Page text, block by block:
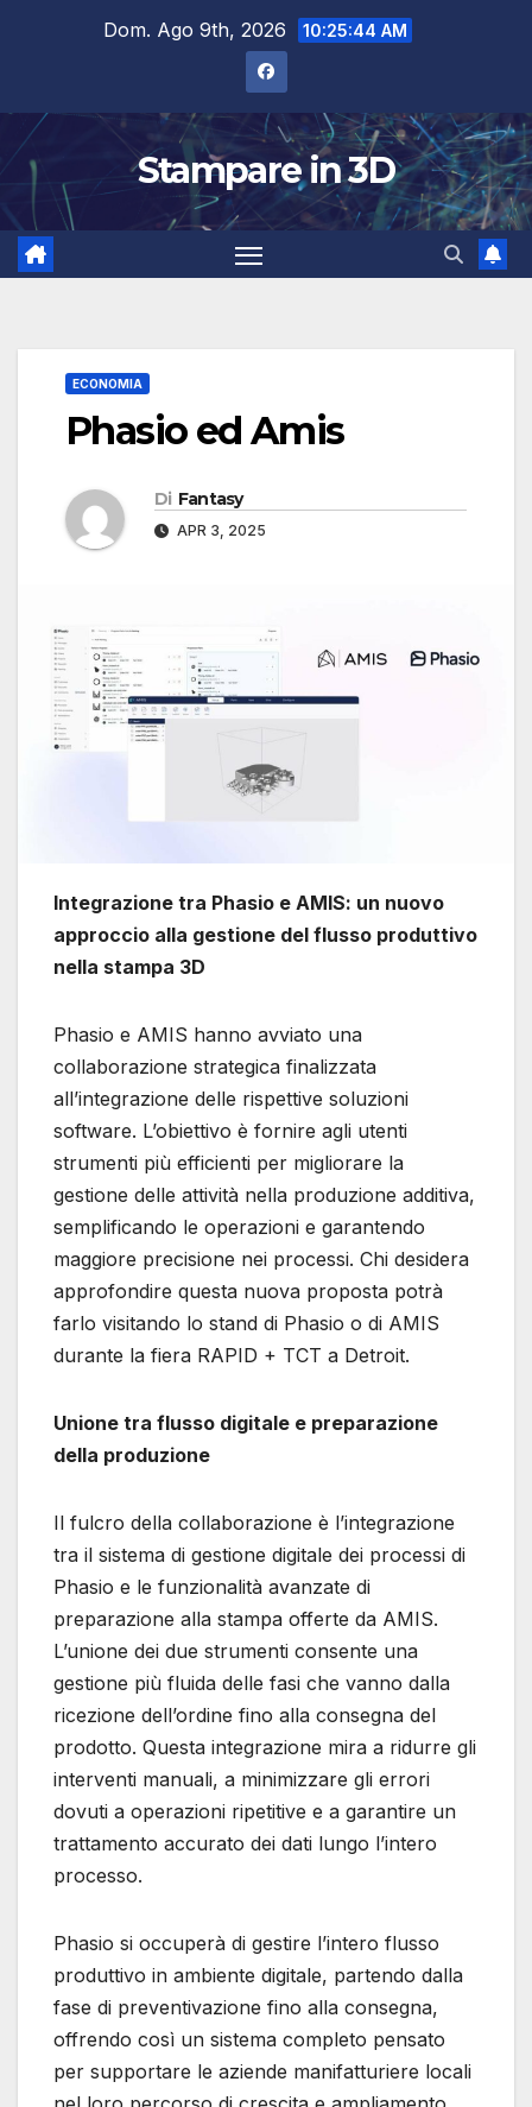
Dom. Ago 9th, 2026 10:25:45 AM
Stampare in 3D
ECONOMIA
Phasio ed Amis
Di Fantasy
APR 3, 2025
Integrazione tra Phasio e AMIS: un nuovo
approccio alla gestione del flusso produttivo
nella stampa 3D
Phasio e AMIS hanno avviato una
collaborazione strategica finalizzata
all’integrazione delle rispettive soluzioni
software. L’obiettivo è fornire agli utenti
strumenti più efficienti per migliorare la
gestione delle attività nella produzione additiva,
semplificando le operazioni e garantendo
maggiore precisione nei processi. Chi desidera
approfondire questa nuova proposta potrà
farlo visitando lo stand di Phasio o di AMIS
durante la fiera RAPID + TCT a Detroit.
Unione tra flusso digitale e preparazione
della produzione
Il fulcro della collaborazione è l’integrazione
tra il sistema di gestione digitale dei processi di
Phasio e le funzionalità avanzate di
preparazione alla stampa offerte da AMIS.
L’unione dei due strumenti consente una
gestione più fluida delle fasi che vanno dalla
ricezione dell’ordine fino alla consegna del
prodotto. Questa integrazione mira a ridurre gli
interventi manuali, a minimizzare gli errori
dovuti a operazioni ripetitive e a garantire un
trattamento accurato dei dati lungo l’intero
processo.
Phasio si occuperà di gestire l’intero flusso
produttivo in ambiente digitale, partendo dalla
fase di preventivazione fino alla consegna,
offrendo così un sistema completo pensato
per supportare le aziende manifatturiere locali